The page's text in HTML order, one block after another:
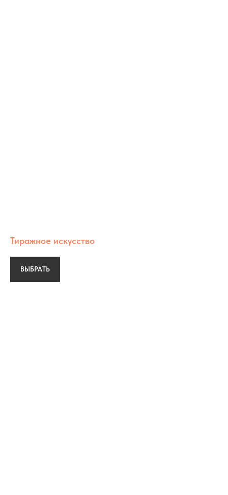
Тиражное искусство
ВЫБРАТЬ